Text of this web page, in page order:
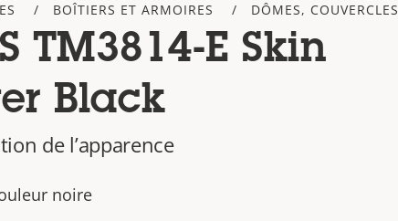
BOÎTIERS ET ARMOIRES DÔMES,
TM3814-E Skin
Black
de l’apparence
noire